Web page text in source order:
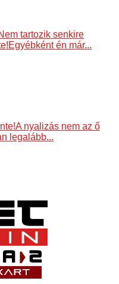
tartozik senkire
én már...
nyalizás nem az ő
legalább...